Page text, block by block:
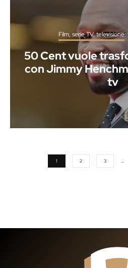
Film, serie TV, televisione
50 Cent vuole
con Jimmy
tv
1 2 3 …